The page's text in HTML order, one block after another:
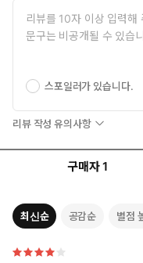
스포일러가 있습니다.
리뷰 작성 유의사항
구매자 1
최신순 공감순 별점